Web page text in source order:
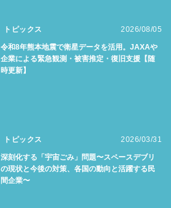
トピックス 2026/08/05
令和8年熊本地震で衛星データを活用。JAXAや
企業による緊急観測・被害推定・復旧支援【随
時更新】
トピックス 2026/03/31
深刻化する「宇宙ごみ」問題〜スペースデブリ
の現状と今後の対策、各国の動向と活躍する民
間企業〜